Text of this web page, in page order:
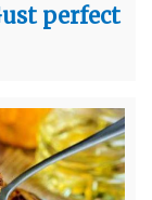
perfect